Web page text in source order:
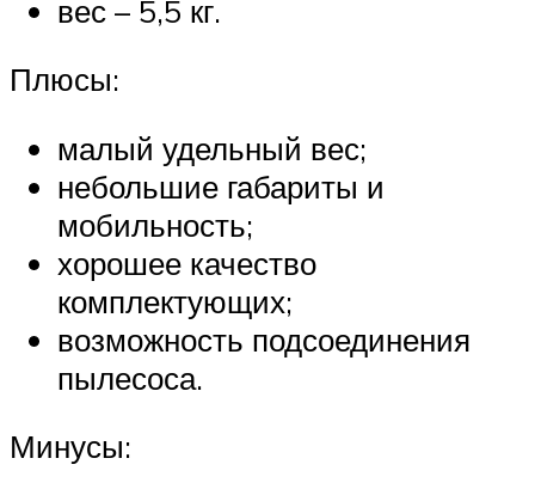
вес – 5,5 кг.
Плюсы:
малый удельный вес;
небольшие габариты и
мобильность;
хорошее качество
комплектующих;
возможность подсоединения
пылесоса.
Минусы: